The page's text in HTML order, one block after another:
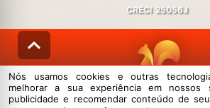
CRECI 25056J
© DESENVOLVIDO PELA
Nós usamos cookies e outras
melhorar a sua experiência em nossos
publicidade e recomendar conteúdo de